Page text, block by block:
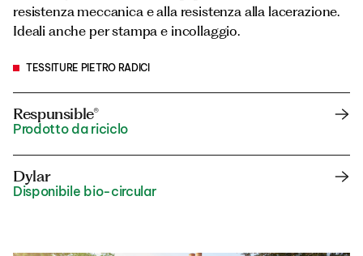
resistenza meccanica e alla resistenza alla lacerazione.
Ideali anche per stampa e incollaggio.
TESSITURE PIETRO RADICI
Respunsible®
Prodotto da riciclo
Dylar
Disponibile bio-circular